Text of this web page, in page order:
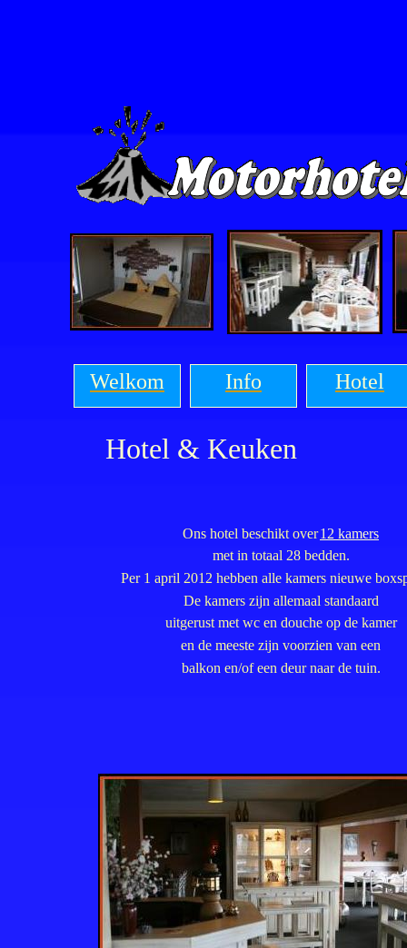
Hotel & Keuken
Ons hotel beschikt over12 kamers
met in totaal 28 bedden.
Per 1 april 2012 hebben alle kamers nieuwe
De kamers zijn allemaal standaard
uitgerust met wc en douche op de kamer
en de meeste zijn voorzien van een
balkon en/of een deur naar de tuin.
Welkom Info Hotel